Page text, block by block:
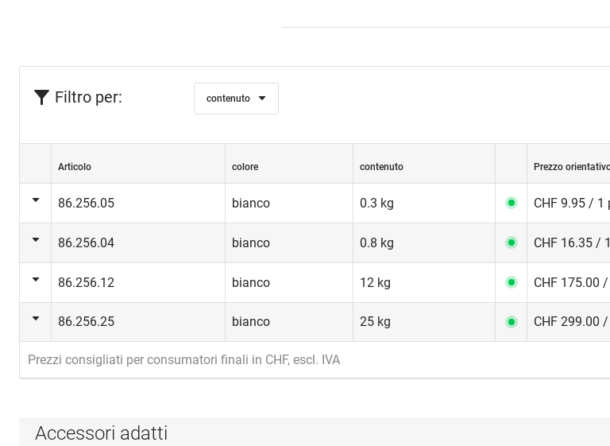
Filtro per: contenuto
Articolo colore contenuto Prezzo
86.256.05 bianco 0.3 kg CHF 9.95 / 1
86.256.04 bianco 0.8 kg CHF 16.35 /
86.256.12 bianco 12 kg CHF 175.00
86.256.25 bianco 25 kg CHF 299.00
Prezzi consigliati per consumatori finali in CHF, escl. IVA
Accessori adatti